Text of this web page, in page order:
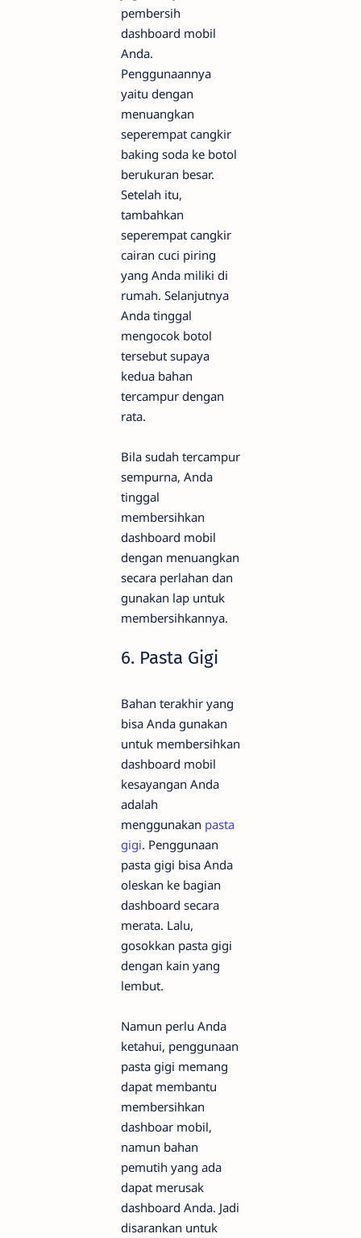
pembersih
dashboard mobil
Anda.
Penggunaannya
yaitu dengan
menuangkan
seperempat cangkir
baking soda ke botol
berukuran besar.
Setelah itu,
tambahkan
seperempat cangkir
cairan cuci piring
yang Anda miliki di
rumah. Selanjutnya
Anda tinggal
mengocok botol
tersebut supaya
kedua bahan
tercampur dengan
rata.
Bila sudah tercampur
sempurna, Anda
tinggal
membersihkan
dashboard mobil
dengan menuangkan
secara perlahan dan
gunakan lap untuk
membersihkannya.
6. Pasta Gigi
Bahan terakhir yang
bisa Anda gunakan
untuk membersihkan
dashboard mobil
kesayangan Anda
adalah
menggunakan pasta
gigi. Penggunaan
pasta gigi bisa Anda
oleskan ke bagian
dashboard secara
merata. Lalu,
gosokkan pasta gigi
dengan kain yang
lembut.
Namun perlu Anda
ketahui, penggunaan
pasta gigi memang
dapat membantu
membersihkan
dashboar mobil,
namun bahan
pemutih yang ada
dapat merusak
dashboard Anda. Jadi
disarankan untuk